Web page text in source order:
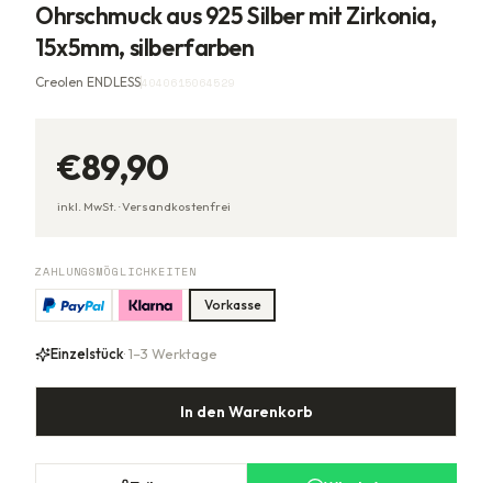
Ohrschmuck aus 925 Silber mit Zirkonia,
15x5mm, silberfarben
Creolen ENDLESS4040615064529
€89,90
inkl. MwSt. ·Versandkostenfrei
ZAHLUNGSMÖGLICHKEITEN
Vorkasse
Einzelstück· 1–3 Werktage
In den Warenkorb